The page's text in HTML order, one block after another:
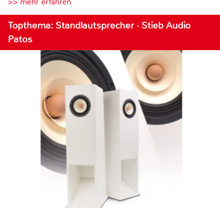
Topthema: Standlautsprecher · Stieb Audio
Patos